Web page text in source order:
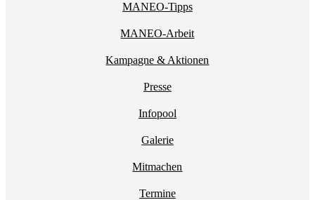
MANEO-Tipps
MANEO-Arbeit
Kampagne & Aktionen
Presse
Infopool
Galerie
Mitmachen
Termine